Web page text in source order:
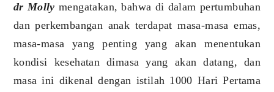
dr Molly mengatakan, bahwa di dalam pertumbuhan
dan perkembangan anak terdapat masa-masa emas,
masa-masa yang penting yang akan menentukan
kondisi kesehatan dimasa yang akan datang, dan
masa ini dikenal dengan istilah 1000 Hari Pertama